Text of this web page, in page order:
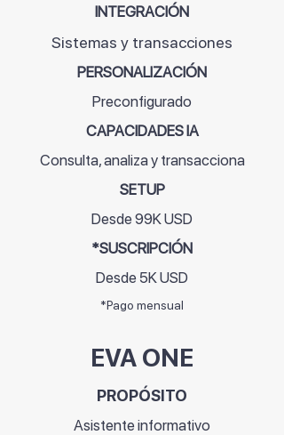
INTEGRACIÓN
Sistemas y transacciones
PERSONALIZACIÓN
Preconfigurado
CAPACIDADES IA
Consulta, analiza y transacciona
SETUP
Desde 99K USD
*SUSCRIPCIÓN
Desde 5K USD
*Pago mensual
EVA ONE
PROPÓSITO
Asistenteinformativo